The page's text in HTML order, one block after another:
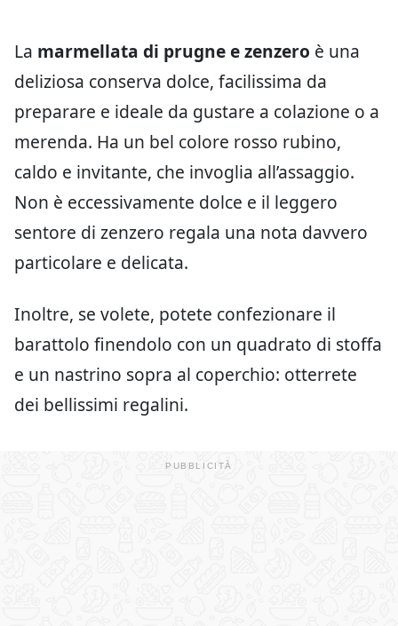
La marmellata di prugne e zenzero è una
deliziosa conserva dolce, facilissima da
preparare e ideale da gustare a colazione o a
merenda. Ha un bel colore rosso rubino,
caldo e invitante, che invoglia all’assaggio.
Non è eccessivamente dolce e il leggero
sentore di zenzero regala una nota davvero
particolare e delicata.
Inoltre, se volete, potete confezionare il
barattolo finendolo con un quadrato di stoffa
e un nastrino sopra al coperchio: otterrete
dei bellissimi regalini.